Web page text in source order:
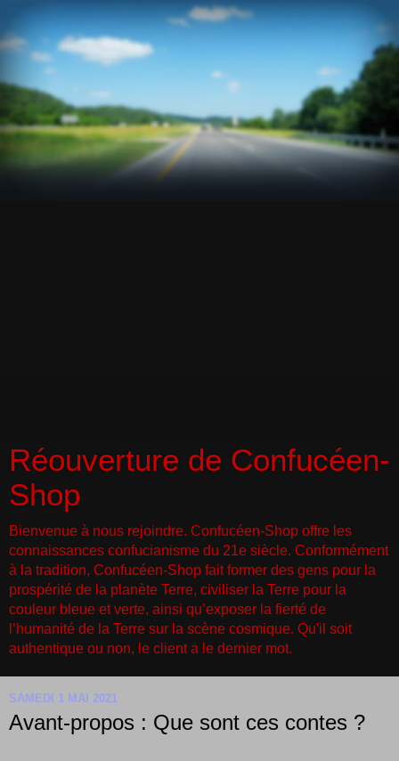
Réouverture de Confucéen-
Shop
Bienvenue à nous rejoindre. Confucéen-Shop offre les
connaissances confucianisme du 21e siècle. Conformément
à la tradition, Confucéen-Shop fait former des gens pour la
prospérité de la planète Terre, civiliser la Terre pour la
couleur bleue et verte, ainsi qu’exposer la fierté de
l’humanité de la Terre sur la scène cosmique. Qu'il soit
authentique ou non, le client a le dernier mot.
SAMEDI 1 MAI 2021
Avant-propos : Que sont ces contes ?